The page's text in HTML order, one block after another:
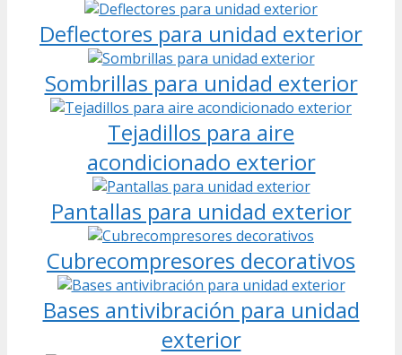
Deflectores para unidad exterior
Sombrillas para unidad exterior
Tejadillos para aire
acondicionado exterior
Pantallas para unidad exterior
Cubrecompresores decorativos
Bases antivibración para unidad
exterior